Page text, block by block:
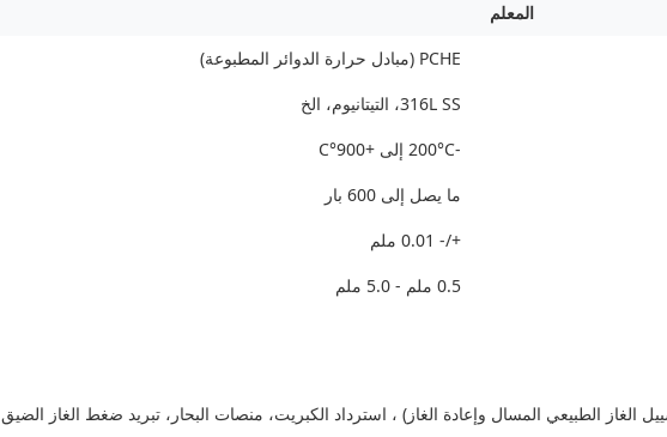
المعلم
PCHE (مبادل حرارة الدوائر المطبوعة)
316L SS، التيتانيوم، الخ
-200°C إلى +900°C
ما يصل إلى 600 بار
+/- 0.01 ملم
0.5 ملم - 5.0 ملم
الغاز الطبيعي المسال وإعادة الغاز) ، استرداد الكبريت، منصات البحار، تبريد ضغط الغاز الضيق